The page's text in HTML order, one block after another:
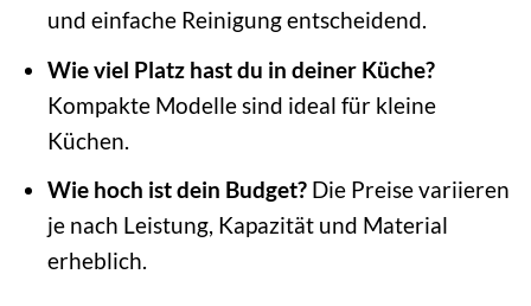
und einfache Reinigung entscheidend.
Wie viel Platz hast du in deiner Küche?
Kompakte Modelle sind ideal für kleine
Küchen.
Wie hoch ist dein Budget?Die Preise variieren
je nach Leistung, Kapazität und Material
erheblich.